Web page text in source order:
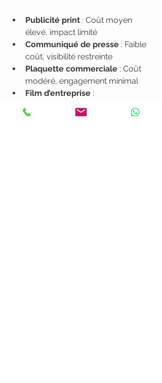
Publicité print : Coût moyen
élevé, impact limité
Communiqué de presse : Faible
coût, visibilité restreinte
Plaquette commerciale : Coût
modéré, engagement minimal
Film d’entreprise :
Investissement plus important,
retour sur investissement